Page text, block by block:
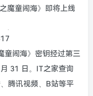
魔童闹海》即将上线
童闹海》密钥经过第三
31 日。IT之家查询
腾讯视频、B站等平